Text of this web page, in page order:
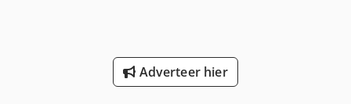
professionally by Colle Rental & Sales logistics team
Adverteer hier